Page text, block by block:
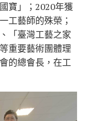
寶」；2020年獲
工藝師的殊榮；
「臺灣工藝之家
重要藝術團體理
的總會長，在工